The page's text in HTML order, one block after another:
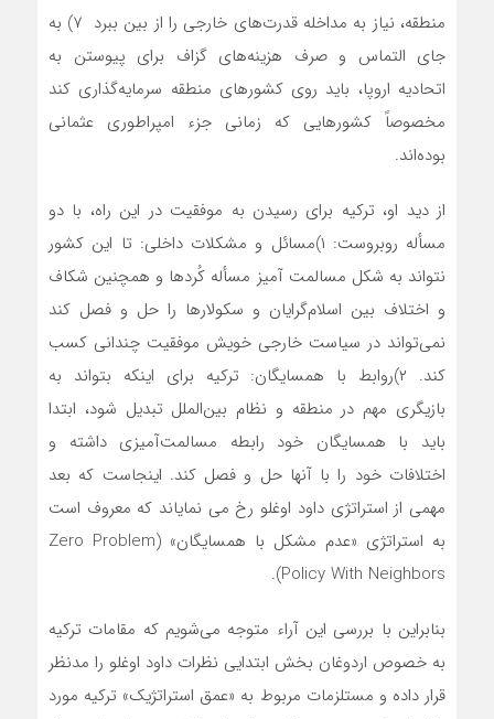
منطقه، نیاز به مداخله قدرت‌های خارجی را از بین ببرد ۷) به
جای التماس و صرف هزینه‌های گزاف برای پیوستن به
اتحادیه اروپا، باید روی کشورهای منطقه سرمایه‌گذاری کند
مخصوصاً کشورهایی که زمانی جزء امپراطوری عثمانی
بوده‌اند.
از دید او،‌ ترکیه برای رسیدن به موفقیت در این راه، با دو
مسأله روبروست: ۱)مسائل و مشکلات داخلی: تا این کشور
نتواند به شکل مسالمت آمیز مسأله کُردها و همچنین شکاف
و اختلاف بین اسلام‌گرایان و سکولارها را حل و فصل کند
نمی‌تواند در سیاست خارجی خویش موفقیت چندانی کسب
کند. ۲)روابط با همسایگان: ترکیه برای اینکه بتواند به
بازیگری مهم در منطقه و نظام بین‌الملل تبدیل شود، ابتدا
باید با همسایگان خود رابطه مسالمت‌آمیزی داشته و
اختلافات خود را با آنها حل و فصل کند. اینجاست که بعد
مهمی از استراتژی داود اوغلو رخ می نمایاند که معروف است
به استراتژی «عدم مشکل با همسایگان» (Zero Problem
Policy With Neighbors).
بنابراین با بررسی این آراء متوجه می‌شویم که مقامات ترکیه
به خصوص اردوغان بخش ابتدایی نظرات داود اوغلو را مدنظر
قرار داده و مستلزمات مربوط به «عمق استراتژیک» ترکیه مورد